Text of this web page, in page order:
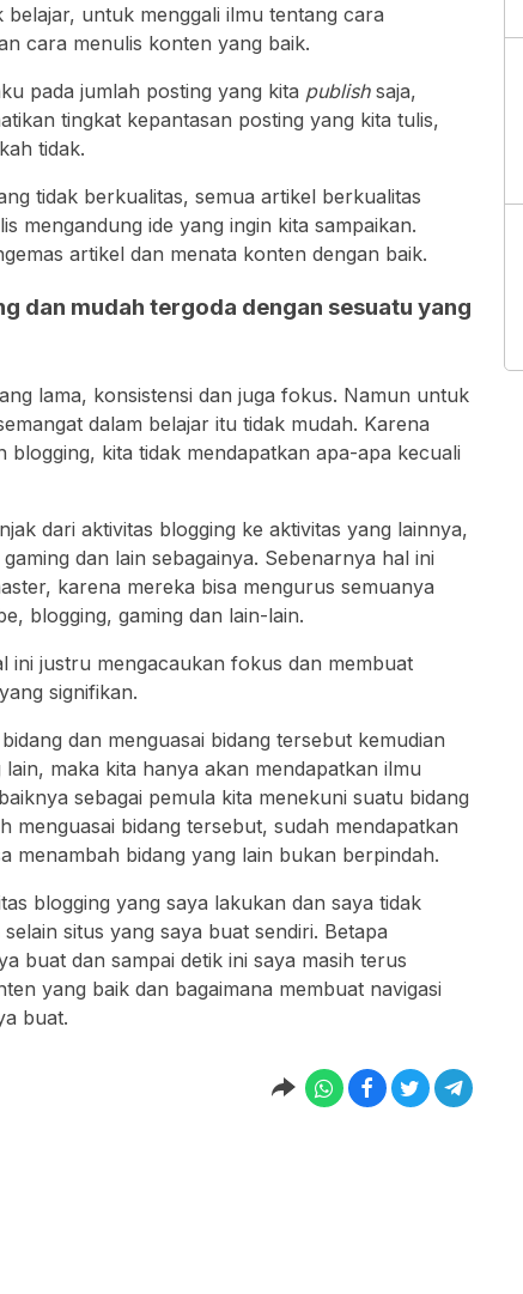
untuk menggali ilmu tentang cara
cara menulis konten yang baik.
pada jumlah posting yang kita publishsaja,
tingkat kepantasan posting yang kita tulis,
tidak.
tidak berkualitas, semua artikel berkualitas
mengandung ide yang ingin kita sampaikan.
artikel dan menata konten dengan baik.
dan mudah tergoda dengan sesuatu yang
lama, konsistensi dan juga fokus. Namun untuk
dalam belajar itu tidak mudah. Karena
blogging, kita tidak mendapatkan apa-apa kecuali
dari aktivitas blogging ke aktivitas yang lainnya,
dan lain sebagainya. Sebenarnya hal ini
karena mereka bisa mengurus semuanya
blogging, gaming dan lain-lain.
ini justru mengacaukan fokus dan membuat
signifikan.
dan menguasai bidang tersebut kemudian
maka kita hanya akan mendapatkan ilmu
sebagai pemula kita menekuni suatu bidang
menguasai bidang tersebut, sudah mendapatkan
menambah bidang yang lain bukan berpindah.
blogging yang saya lakukan dan saya tidak
situs yang saya buat sendiri. Betapa
buat dan sampai detik ini saya masih terus
yang baik dan bagaimana membuat navigasi
buat.